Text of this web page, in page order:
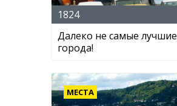
1824
Далеко не самые лучшие
города!
МЕСТА